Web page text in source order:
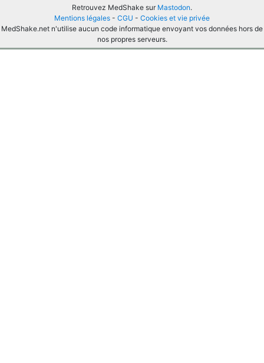
Retrouvez MedShake sur Mastodon.
Mentions légales - CGU - Cookies et vie privée
MedShake.net n'utilise aucun code informatique envoyant vos données hors de
nos propres serveurs.